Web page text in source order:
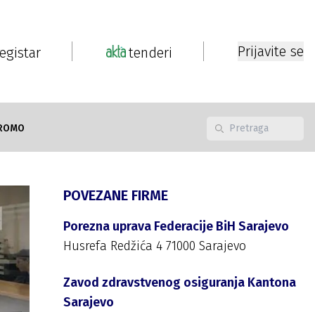
tenderi Prijavite se
POVEZANE FIRME
Porezna uprava Federacije BiH Sarajevo
Husrefa Redžića 4 71000 Sarajevo
Zavod zdravstvenog osiguranja Kantona
Sarajevo